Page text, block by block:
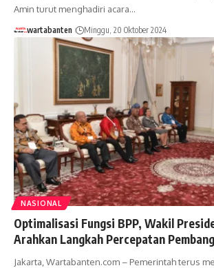
Amin turut menghadiri acara…
wartabanten Minggu, 20 Oktober 2024
NASIONAL
Optimalisasi Fungsi BPP, Wakil
Arahkan Langkah Percepatan
Jakarta, Wartabanten.com – Pemerintah terus